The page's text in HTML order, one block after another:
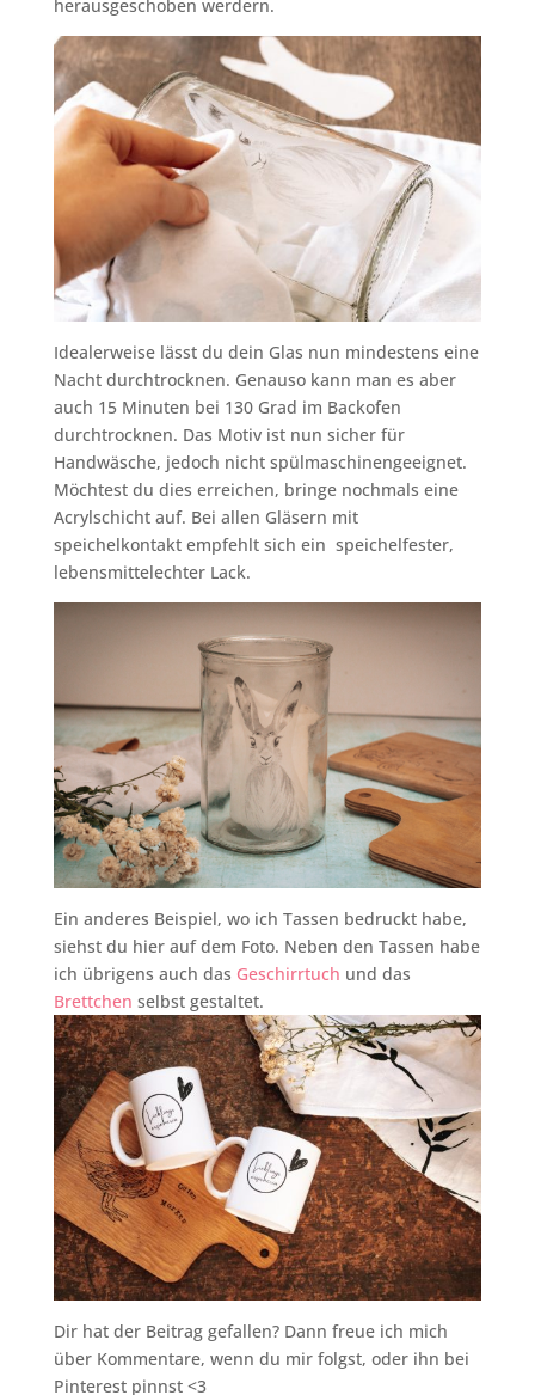
herausgeschoben werdern.
Idealerweise lässt du dein Glas nun mindestens eine
Nacht durchtrocknen. Genauso kann man es aber
auch 15 Minuten bei 130 Grad im Backofen
durchtrocknen. Das Motiv ist nun sicher für
Handwäsche, jedoch nicht spülmaschinengeeignet.
Möchtest du dies erreichen, bringe nochmals eine
Acrylschicht auf. Bei allen Gläsern mit
speichelkontakt empfehlt sich ein speichelfester,
lebensmittelechter Lack.
Ein anderes Beispiel, wo ich Tassen bedruckt habe,
siehst du hier auf dem Foto. Neben den Tassen habe
ich übrigens auch das Geschirrtuch und das
Brettchen selbst gestaltet.
Dir hat der Beitrag gefallen? Dann freue ich mich
über Kommentare, wenn du mir folgst, oder ihn bei
Pinterest pinnst <3